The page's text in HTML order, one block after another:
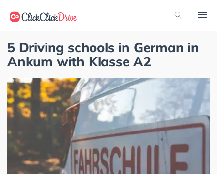
5 Driving schools in German in
Ankum with Klasse A2